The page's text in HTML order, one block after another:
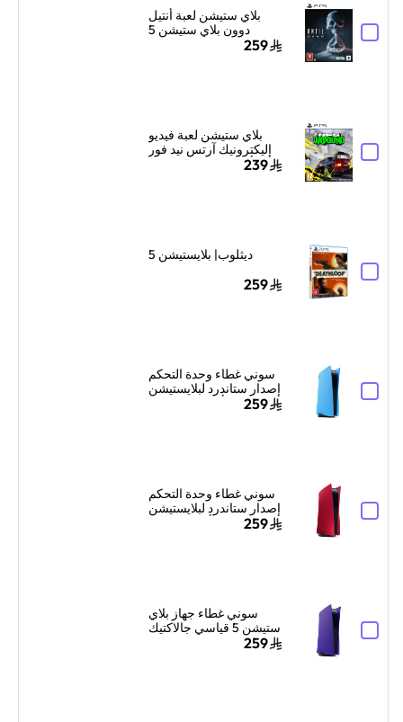
بلاي ستيشن لعبة أنتيل
دوون بلاي ستيشن 5
259
بلاي ستيشن لعبة فيديو
إليكترونيك آرتس نيد فور
سبيد أنباوند بلاي ستيشن 5
239
ديثلوب| بلايستيشن 5
259
سوني غطاء وحدة التحكم
إصدار ستاندرد لبلايستيشن
5 – أزرق ستارلايت259
سوني غطاء وحدة التحكم
إصدار ستاندرد لبلايستيشن
259
سوني غطاء جهاز بلاي
ستيشن 5 قياسي جالاكتيك
259